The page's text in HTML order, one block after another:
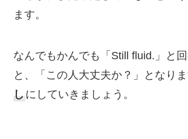
ます。
なんでもかんでも「Still fluid.」と
と、「この人大丈夫か？」となりま
し にしていきましょう。